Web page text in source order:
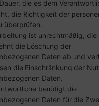
die es dem
die Richtigkeit der
überprüfen.
ist unrechtmäßig,
die Löschung der
Daten ab und
die Einschränkung der
Daten.
benötigt die
Daten für die